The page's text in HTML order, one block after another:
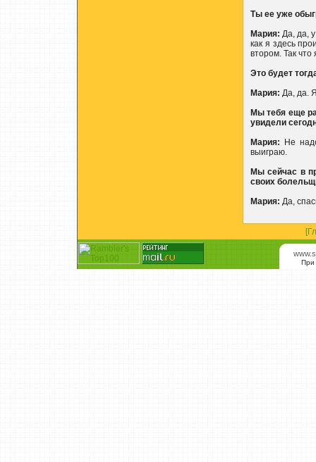
Ты ее уже
Мария: Да, да,
как я здесь
втором. Так что
Это будет
Мария: Да, да.
Мы тебя еще
увидели
Мария: Не
выиграю.
Мы сейчас в
своих
Мария: Да,
При